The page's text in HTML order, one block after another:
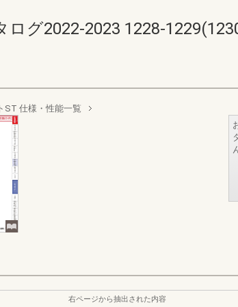
グ2022-2023 1228-
ST 仕様・性能一覧
右ページから抽出された内容